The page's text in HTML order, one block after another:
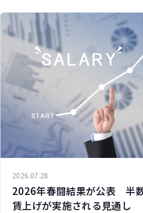
2026.07.28
2026年春闘結果が公表 半
賃上げが実施される見通し